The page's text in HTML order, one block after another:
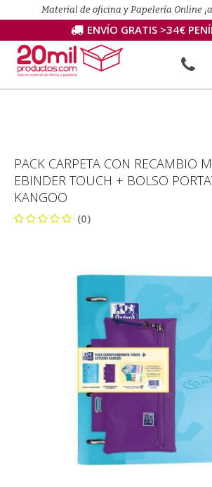
Material de oficina y Papelería Online
ENVÍO GRATIS >34€
PACK CARPETA CON RECAMBIO
EBINDER TOUCH + BOLSO
KANGOO
(0)